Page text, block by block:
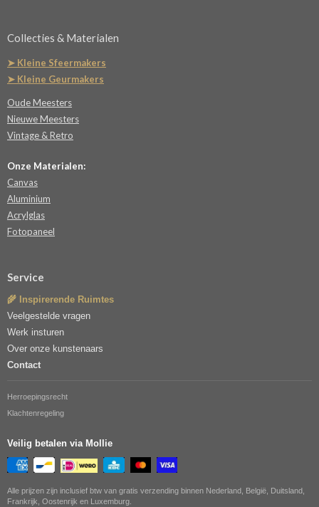
Collecties & Materialen
➤ Kleine Sfeermakers
➤ Kleine Geurmakers
Oude Meesters
Nieuwe Meesters
Vintage & Retro
Onze Materialen:
Canvas
Aluminium
Acrylglas
Fotopaneel
Service
🌾 Inspirerende Ruimtes
Veelgestelde vragen
Werk insturen
Over onze kunstenaars
Contact
Herroepingsrecht
Klachtenregeling
Veilig betalen via Mollie
Alle prijzen zijn inclusief btw van gratis verzending binnen Nederland, België, Duitsland,
Frankrijk, Oostenrijk en Luxemburg.